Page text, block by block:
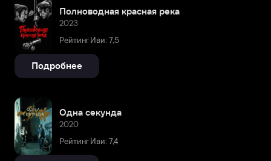
Полноводная красная река
2023
Рейтинг Иви: 7,5
Подробнее
Одна секунда
2020
Рейтинг Иви: 7,4